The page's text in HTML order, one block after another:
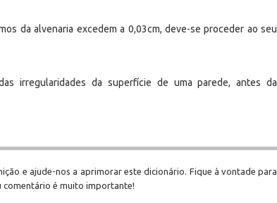
da alvenaria excedem a 0,03cm, deve-se proceder ao seu
irregularidades da superfície de uma parede, antes da
e ajude-nos a aprimorar este dicionário. Fique à vontade para
é muito importante!